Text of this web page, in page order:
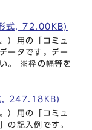
式, 72.00KB)
）用の「コミュ
ータです。デー
。 ※枠の幅等を
, 247.18KB)
）用の「コミュ
の記入例です。